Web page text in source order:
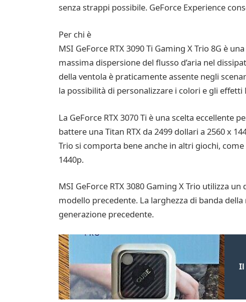
senza strappi possibile. GeForce Experience
Per chi è
MSI GeForce RTX 3090 Ti Gaming X Trio 8G è
massima dispersione del flusso d’aria nel
della ventola è praticamente assente negli
la possibilità di personalizzare i colori e gli
La GeForce RTX 3070 Ti è una scelta
battere una Titan RTX da 2499 dollari a 2560 x
Trio si comporta bene anche in altri giochi,
1440p.
MSI GeForce RTX 3080 Gaming X Trio utilizza
modello precedente. La larghezza di banda
generazione precedente.
Il